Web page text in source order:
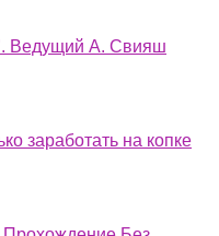
Ведущий А. Свияш
заработать на копке